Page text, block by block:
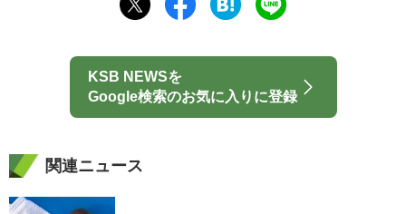
KSB NEWSを
Google検索のお気に入りに登録
関連ニュース